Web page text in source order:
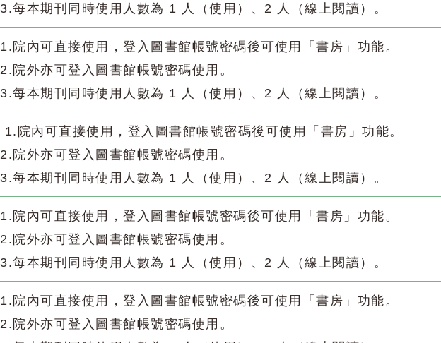
3.每本期刊同時使用人數為 1 人（使用）、2 人（線上閱讀）。
1.院內可直接使用，登入圖書館帳號密碼後可使用「書房」功能。
2.院外亦可登入圖書館帳號密碼使用。
3.每本期刊同時使用人數為 1 人（使用）、2 人（線上閱讀）。
1.院內可直接使用，登入圖書館帳號密碼後可使用「書房」功能。
2.院外亦可登入圖書館帳號密碼使用。
3.每本期刊同時使用人數為 1 人（使用）、2 人（線上閱讀）。
1.院內可直接使用，登入圖書館帳號密碼後可使用「書房」功能。
2.院外亦可登入圖書館帳號密碼使用。
3.每本期刊同時使用人數為 1 人（使用）、2 人（線上閱讀）。
1.院內可直接使用，登入圖書館帳號密碼後可使用「書房」功能。
2.院外亦可登入圖書館帳號密碼使用。